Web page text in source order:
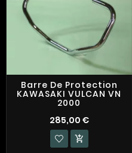
Barre De Protection
KAWASAKI VULCAN VN
2000
285,00 €
